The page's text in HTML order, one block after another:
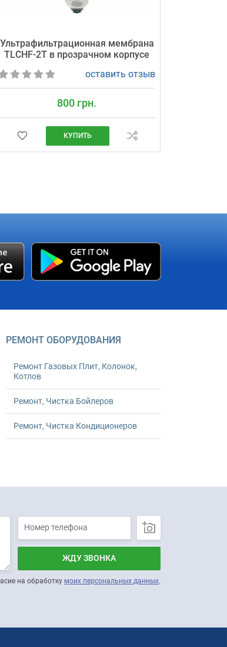
Ультрафильтрационная мембрана
TLCHF-2T в прозрачном корпусе
оставить отзыв
800 грн.
КУПИТЬ
РЕМОНТ ОБОРУДОВАНИЯ
Ремонт Газовых Плит, Колонок,
Котлов
Ремонт, Чистка Бойлеров
Ремонт, Чистка Кондиционеров
ЖДУ ЗВОНКА
на обработку моих персональных данных.